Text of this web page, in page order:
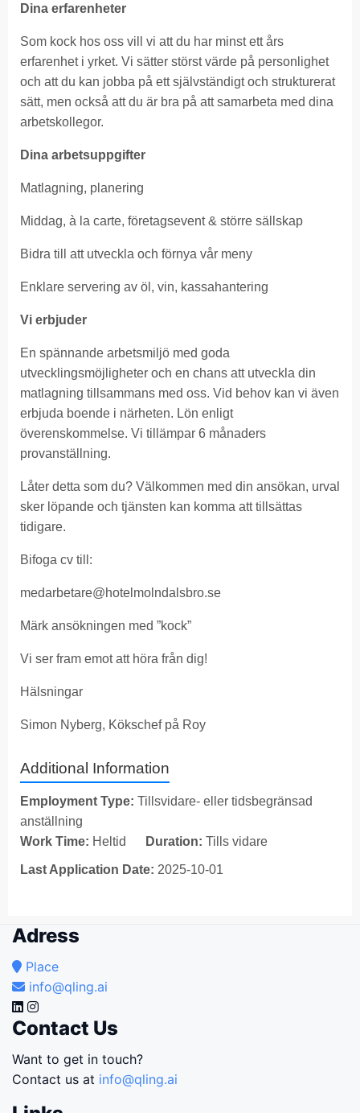
Dina erfarenheter
Som kock hos oss vill vi att du har minst ett års
erfarenhet i yrket. Vi sätter störst värde på personlighet
och att du kan jobba på ett självständigt och strukturerat
sätt, men också att du är bra på att samarbeta med dina
arbetskollegor.
Dina arbetsuppgifter
Matlagning, planering
Middag, à la carte, företagsevent & större sällskap
Bidra till att utveckla och förnya vår meny
Enklare servering av öl, vin, kassahantering
Vi erbjuder
En spännande arbetsmiljö med goda
utvecklingsmöjligheter och en chans att utveckla din
matlagning tillsammans med oss. Vid behov kan vi även
erbjuda boende i närheten. Lön enligt
överenskommelse. Vi tillämpar 6 månaders
provanställning.
Låter detta som du? Välkommen med din ansökan, urval
sker löpande och tjänsten kan komma att tillsättas
tidigare.
Bifoga cv till:
medarbetare@hotelmolndalsbro.se
Märk ansökningen med ”kock”
Vi ser fram emot att höra från dig!
Hälsningar
Simon Nyberg, Kökschef på Roy
Additional Information
Employment Type: Tillsvidare- eller tidsbegränsad
anställning
Work Time: Heltid Duration: Tills vidare
Last Application Date: 2025-10-01
Adress
Place
info@qling.ai
Contact Us
Want to get in touch?
Contact us at info@qling.ai